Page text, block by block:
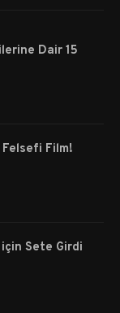
Dair 15
Film!
Sete Girdi